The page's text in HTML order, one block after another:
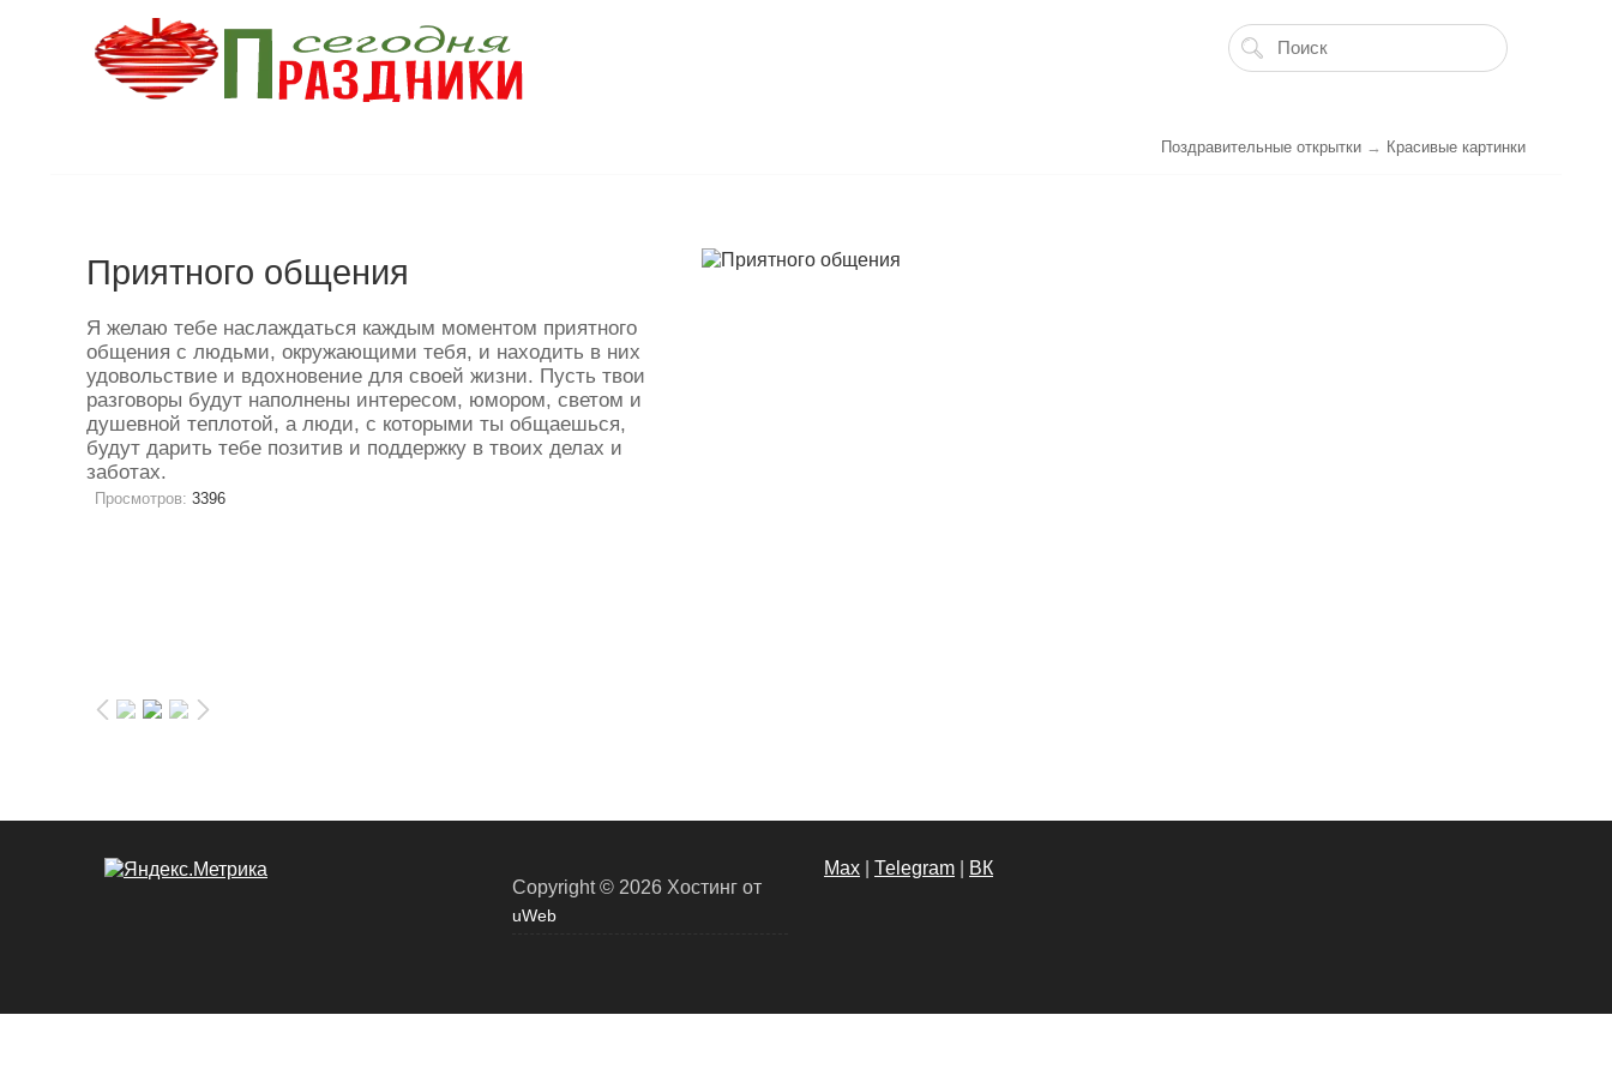
Поздравительные открытки → Красивые картинки
Приятного общения
Я желаю тебе наслаждаться каждым моментом приятного
общения с людьми, окружающими тебя, и находить в них
удовольствие и вдохновение для своей жизни. Пусть твои
разговоры будут наполнены интересом, юмором, светом и
душевной теплотой, а люди, с которыми ты общаешься,
будут дарить тебе позитив и поддержку в твоих делах и
заботах.
Просмотров: 3396
Copyright © 2026 Хостинг от
uWeb
Max Теlegram ВК